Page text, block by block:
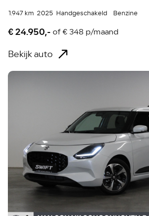
1.947 km 2025 Handgeschakeld Benzine
€ 24.950,- of€ 348 p/maand
Bekijk auto